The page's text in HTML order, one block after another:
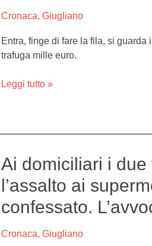
Cronaca, Giugliano
Entra, finge di fare la fila, si
trafuga mille euro.
via
Maggio.
Rapinatore
di
salta
dietro
al
bancone
a
mani
Leggi tutto »
Ai domiciliari i
l’assalto ai
confessato.
Cronaca, Giugliano
Ai
due
arrestati